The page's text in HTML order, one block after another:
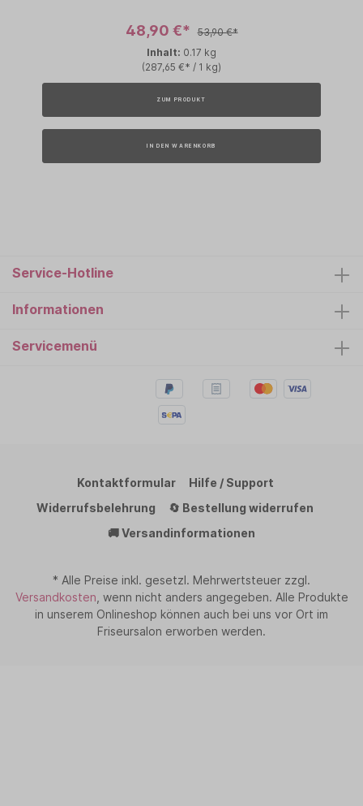
48,90 €*
53,90 €*
Inhalt: 0.17 kg
(287,65 €* / 1 kg)
ZUM PRODUKT
IN DEN WARENKORB
Service-Hotline
Informationen
Servicemenü
Kontaktformular
Hilfe / Support
Widerrufsbelehrung
🔄 Bestellung widerrufen
🚚 Versandinformationen
* Alle Preise inkl. gesetzl. Mehrwertsteuer zzgl.
Versandkosten , wenn nicht anders angegeben. Alle Produkte
in unserem Onlineshop können auch bei uns vor Ort im
Friseursalon erworben werden.